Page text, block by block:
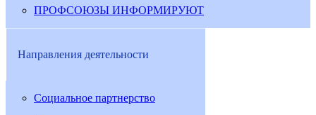
ПРОФСОЮЗЫ ИНФОРМИРУЮТ
Направления деятельности
Социальное партнерство